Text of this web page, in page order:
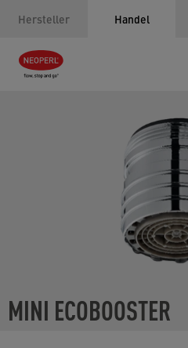
Hersteller Handel
MINI ECOBOOSTER